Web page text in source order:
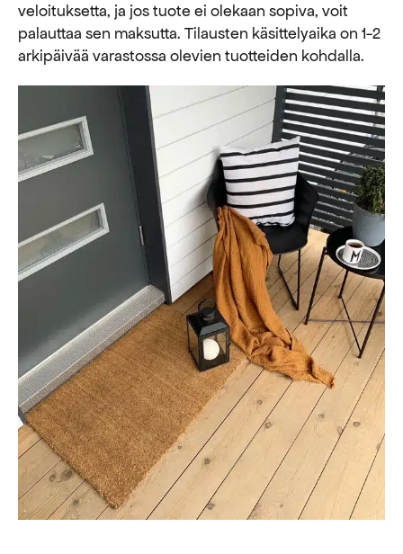
veloituksetta, ja jos tuote ei olekaan sopiva, voit
palauttaa sen maksutta. ​​Tilausten käsittelyaika on 1-2
arkipäivää varastossa olevien tuotteiden kohdalla.